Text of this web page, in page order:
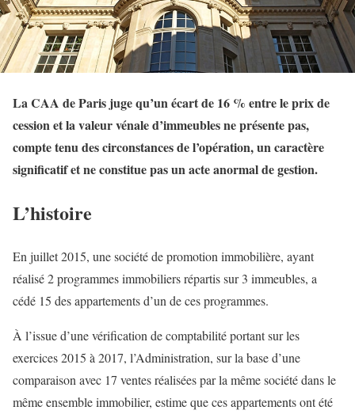
La CAA de Paris juge qu’un écart de 16 % entre le prix de
cession et la valeur vénale d’immeubles ne présente pas,
compte tenu des circonstances de l’opération, un caractère
significatif et ne constitue pas un acte anormal de gestion.
L’histoire
En juillet 2015, une société de promotion immobilière, ayant
réalisé 2 programmes immobiliers répartis sur 3 immeubles, a
cédé 15 des appartements d’un de ces programmes.
À l’issue d’une vérification de comptabilité portant sur les
exercices 2015 à 2017, l’Administration, sur la base d’une
comparaison avec 17 ventes réalisées par la même société dans le
même ensemble immobilier, estime que ces appartements ont été